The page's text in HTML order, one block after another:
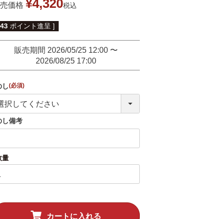
価格 ¥4,320税込
43 ポイント進呈 ]
販売期間 2026/05/25 12:00 〜
2026/08/25 17:00
し
(必須)
し備考
カートに入れる